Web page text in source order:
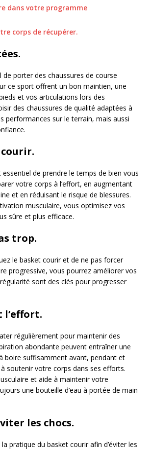
dans votre programme
corps de récupérer.
porter des chaussures de course
ce sport offrent un bon maintien, une
et vos articulations lors des
des chaussures de qualité adaptées à
performances sur le terrain, mais aussi
courir.
de prendre le temps de bien vous
votre corps à l’effort, en augmentant
et en réduisant le risque de blessures.
musculaire, vous optimisez vos
sûre et plus efficace.
trop.
le basket courir et de ne pas forcer
progressive, vous pourrez améliorer vos
sont des clés pour progresser
l’effort.
régulièrement pour maintenir des
abondante peuvent entraîner une
boire suffisamment avant, pendant et
soutenir votre corps dans ses efforts.
et aide à maintenir votre
une bouteille d’eau à portée de main
les chocs.
pratique du basket courir afin d’éviter les